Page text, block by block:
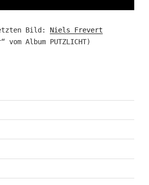
Bild: Niels Frevert
vom Album PUTZLICHT)